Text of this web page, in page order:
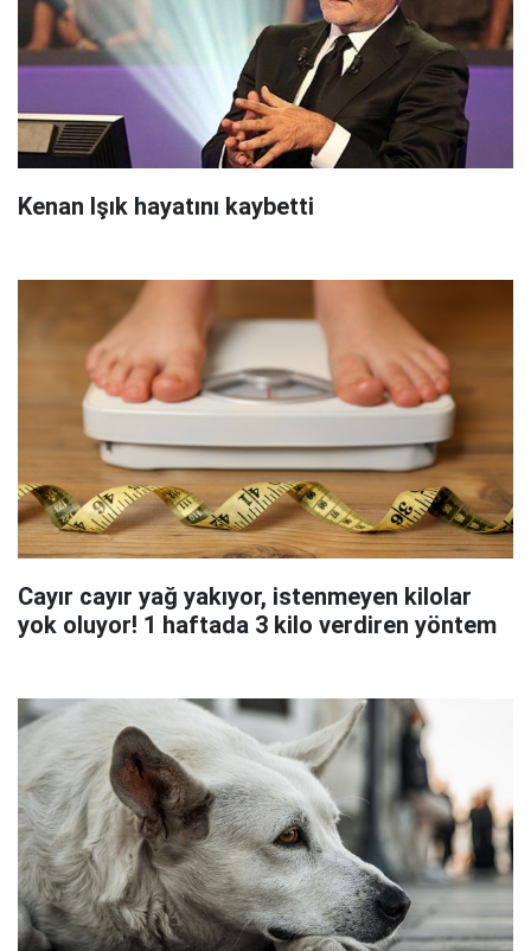
Kenan Işık hayatını kaybetti
Cayır cayır yağ yakıyor, istenmeyen kilolar
yok oluyor! 1 haftada 3 kilo verdiren yöntem